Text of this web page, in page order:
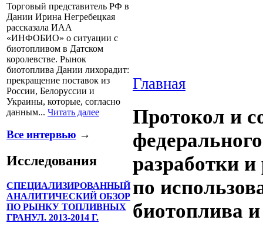
Торговый представитель РФ в
Дании Ирина Негребецкая
рассказала ИАА
«ИНФОБИО» о ситуации с
биотопливом в Датском
королевстве. Рынок
биотоплива Дании лихорадит:
прекращение поставок из
России, Белоруссии и
Украины, которые, согласно
данным... Читать далее
Все интервью →
Исследования
СПЕЦИАЛИЗИРОВАННЫЙ
АНАЛИТИЧЕСКИЙ ОБЗОР
ПО РЫНКУ ТОПЛИВНЫХ
ГРАНУЛ. 2013-2014 Г.
Главная
Протокол и
разработки
по
биотоплива